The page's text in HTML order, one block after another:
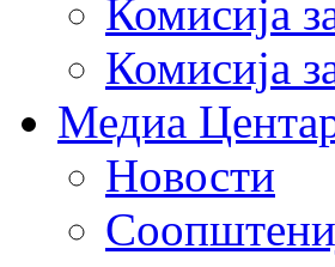
Комисија
Комисија
Медиа
Новости